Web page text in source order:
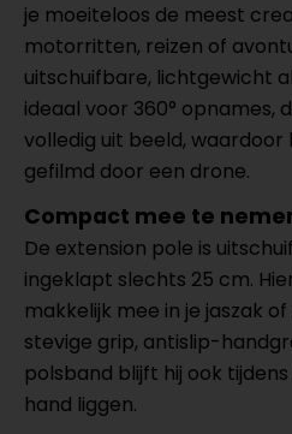
je moeiteloos de meest
motorritten, reizen of
uitschuifbare, lichtgewicht
ideaal voor 360° opnames,
volledig uit beeld,
gefilmd door een drone.
Compact mee te
De extension pole is
ingeklapt slechts 25 cm.
makkelijk mee in je jaszak
stevige grip, antislip-
polsband blijft hij ook
hand liggen.